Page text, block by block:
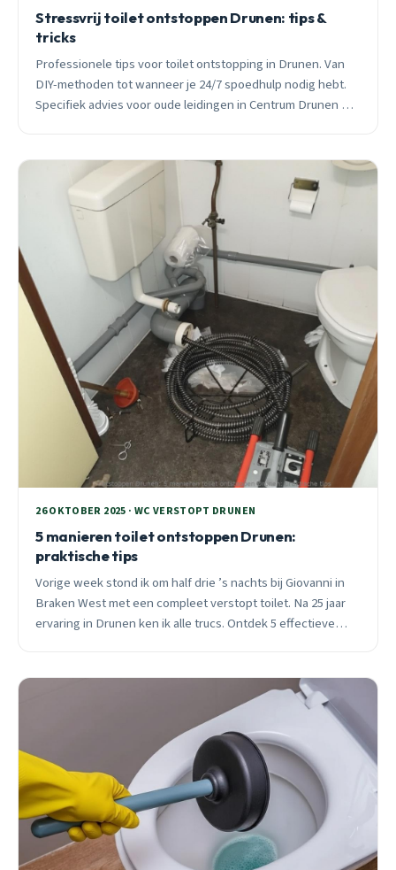
Stressvrij toilet ontstoppen Drunen: tips &
tricks
Professionele tips voor toilet ontstopping in Drunen. Van
DIY-methoden tot wanneer je 24/7 spoedhulp nodig hebt.
Specifiek advies voor oude leidingen in Centrum Drunen en
26 OKTOBER 2025 · WC VERSTOPT DRUNEN
5 manieren toilet ontstoppen Drunen:
praktische tips
Vorige week stond ik om half drie ’s nachts bij Giovanni in
Braken West met een compleet verstopt toilet. Na 25 jaar
ervaring in Drunen ken ik alle trucs. Ontdek 5 effectieve